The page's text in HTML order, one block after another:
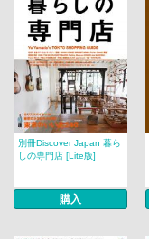
別冊Discover Japan 暮ら
しの専門店 [Lite版]
購入